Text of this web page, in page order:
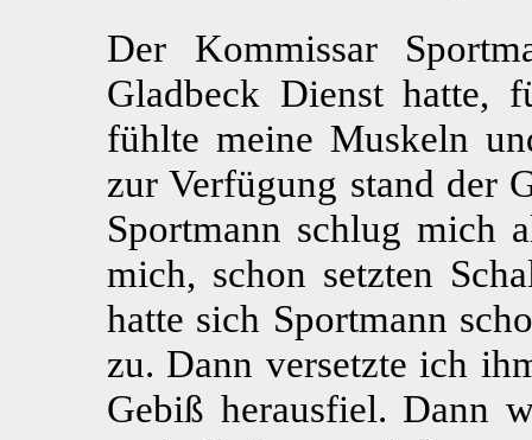
Der Kommissar
Gladbeck Dienst hatte,
fühlte meine Muskeln
zur Verfügung stand der
Sportmann schlug mich
mich, schon setzten
hatte sich Sportmann
zu. Dann versetzte ich
Gebiß herausfiel. Dann